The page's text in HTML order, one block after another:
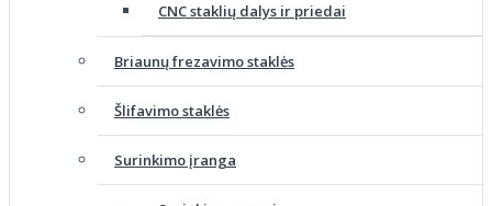
CNC staklių dalys ir priedai
Briaunų frezavimo staklės
Šlifavimo staklės
Surinkimo įranga